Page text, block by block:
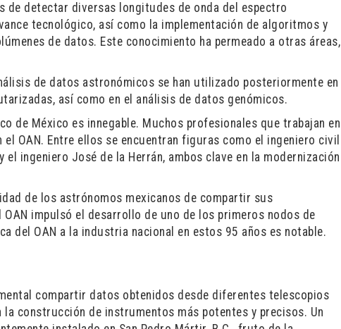
de detectar diversas longitudes de onda del espectro
tecnológico, así como la implementación de algoritmos y
de datos. Este conocimiento ha permeado a otras áreas,
de datos astronómicos se han utilizado posteriormente en
así como en el análisis de datos genómicos.
de México es innegable. Muchos profesionales que trabajan en
OAN. Entre ellos se encuentran figuras como el ingeniero civil
ingeniero José de la Herrán, ambos clave en la modernización
de los astrónomos mexicanos de compartir sus
impulsó el desarrollo de uno de los primeros nodos de
del OAN a la industria nacional en estos 95 años es notable.
compartir datos obtenidos desde diferentes telescopios
construcción de instrumentos más potentes y precisos. Un